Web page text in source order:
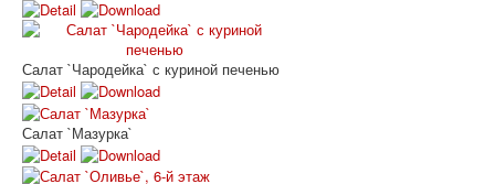
Салат `Чародейка` с куриной печенью
Салат `Мазурка`